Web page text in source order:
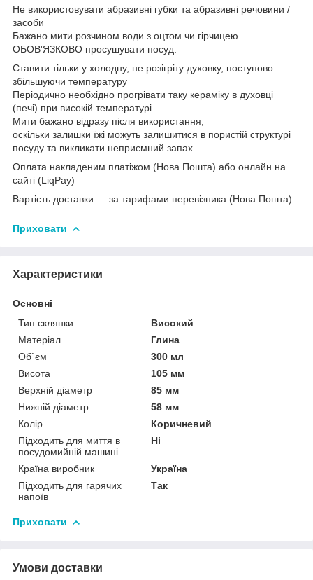
Не використовувати абразивні губки та абразивні речовини /
засоби
Бажано мити розчином води з оцтом чи гірчицею.
ОБОВ'ЯЗКОВО просушувати посуд.
Ставити тільки у холодну, не розігріту духовку, поступово
збільшуючи температуру
Періодично необхідно прогрівати таку кераміку в духовці
(печі) при високій температурі.
Мити бажано відразу після використання,
оскільки залишки їжі можуть залишитися в пористій структурі
посуду та викликати неприємний запах
Оплата накладеним платіжом (Нова Пошта) або онлайн на
сайті (LiqPay)
Вартість доставки — за тарифами перевізника (Нова Пошта)
Приховати
Характеристики
Основні
Тип склянки
Високий
Матеріал
Глина
Об`єм
300 мл
Висота
105 мм
Верхній діаметр
85 мм
Нижній діаметр
58 мм
Колір
Коричневий
Підходить для миття в
посудомийній машині
Ні
Країна виробник
Україна
Підходить для гарячих
напоїв
Так
Приховати
Умови доставки